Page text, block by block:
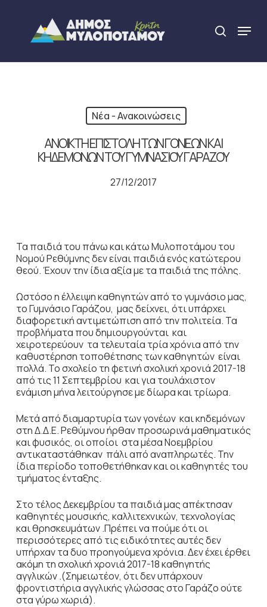
content
search
Menu
Νέα - Ανακοινώσεις
ΑΝΟΙΚΤΗ ΕΠΙΣΤΟΛΗ ΤΩΝ ΓΟΝΕΩΝ ΚΑΙ
ΚΗΔΕΜΟΝΩΝ ΤΟΥ ΓΥΜΝΑΣΙΟΥ ΓΑΡΑΖΟΥ
27/12/2017
Τα παιδιά του πάνω και κάτω Μυλοποτάμου του
Νομού Ρεθύμνης δεν είναι παιδιά ενός κατώτερου
θεού. Έχουν την ίδια αξία με τα παιδιά της πόλης.
Ωστόσο η έλλειψη καθηγητών από το γυμνάσιο μας,
το Γυμνάσιο Γαράζου, μας δείχνει, ότι υπάρχει
διαφορετική αντιμετώπιση από την πολιτεία. Τα
προβλήματα που δημιουργούνται και
χειροτερεύουν τα τελευταία τρία χρόνια από την
καθυστέρηση τοποθέτησης των καθηγητών είναι
πολλά. Το σχολείο τη φετινή σχολική χρονιά 2017-18
από τις 11 Σεπτεμβρίου και για τουλάχιστον
ενάμιση μήνα λειτούργησε με δίωρα και τρίωρα.
Μετά από διαμαρτυρία των γονέων και κηδεμόνων
στη Δ.Δ.Ε. Ρεθύμνου ήρθαν προσωρινά μαθηματικός
και φυσικός, οι οποίοι στα μέσα Νοεμβρίου
αντικαταστάθηκαν πάλι από αναπληρωτές. Την
ίδια περίοδο τοποθετήθηκαν και οι καθηγητές του
τμήματος ένταξης.
Στο τέλος Δεκεμβρίου τα παιδιά μας απέκτησαν
καθηγητές μουσικής, καλλιτεχνικών, τεχνολογίας
και θρησκευμάτων .Πρέπει να πούμε ότι οι
περισσότερες από τις ειδικότητες αυτές δεν
υπήρχαν τα δυο προηγούμενα χρόνια. Δεν έχει έρθει
ακόμη τη σχολική χρονιά 2017-18 καθηγητής
αγγλικών .(Σημειωτέον, ότι δεν υπάρχουν
φροντιστήρια αγγλικής γλώσσας στο Γαράζο ούτε
στα γύρω χωριά).
Close